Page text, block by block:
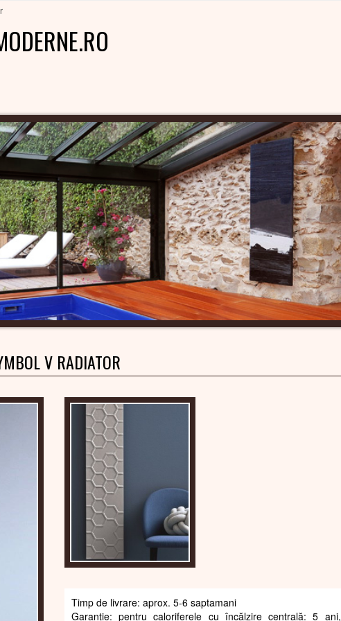
V RADIATOR
Timp de livrare: aprox. 5-6 saptamani
Garanție: pentru caloriferele cu încălzire centrală: 5 ani,